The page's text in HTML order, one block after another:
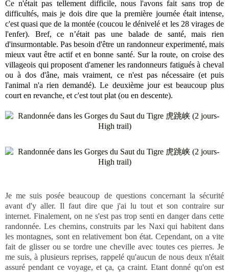
Ce n'était pas tellement difficile, nous l'avons fait sans trop de
difficultés, mais je dois dire que la première journée était intense,
c'est quasi que de la montée (coucou le dénivelé et les 28 virages de
l'enfer). Bref, ce n’était pas une balade de santé, mais rien
d'insurmontable. Pas besoin d'être un randonneur experimenté, mais
mieux vaut être actif et en bonne santé. Sur la route, on croise des
villageois qui proposent d'amener les randonneurs fatigués à cheval
ou à dos d'âne, mais vraiment, ce n'est pas nécessaire (et puis
l'animal n'a rien demandé). Le deuxième jour est beaucoup plus
court en revanche, et c'est tout plat (ou en descente).
Je me suis posée beaucoup de questions concernant la sécurité
avant d'y aller. Il faut dire que j'ai lu tout et son contraire sur
internet. Finalement, on ne s'est pas trop senti en danger dans cette
randonnée. Les chemins, construits par les Naxi qui habitent dans
les montagnes, sont en relativement bon état. Cependant, on a vite
fait de glisser ou se tordre une cheville avec toutes ces pierres. Je
me suis, à plusieurs reprises, rappelé qu'aucun de nous deux n'était
assuré pendant ce voyage, et ça, ça craint. Etant donné qu'on est